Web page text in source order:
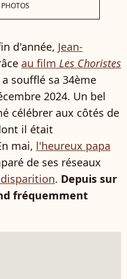
d'année, Jean-
au film Les Choristes
soufflé sa 34ème
2024. Un bel
célébrer aux côtés de
il était
mai, l'heureux papa
de ses réseaux
. Depuis sur
fréquemment